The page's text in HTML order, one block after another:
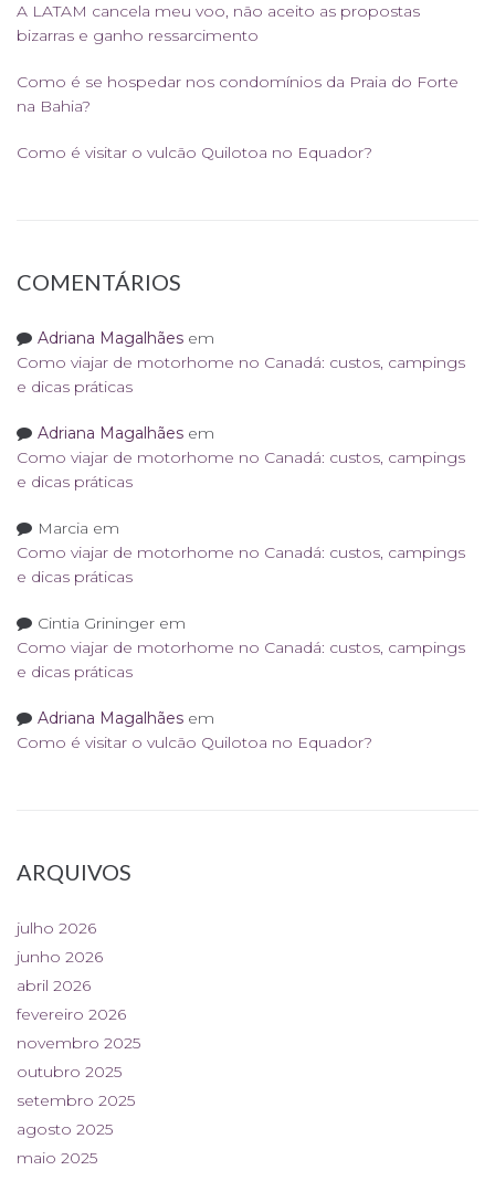
A LATAM cancela meu voo, não aceito as propostas
bizarras e ganho ressarcimento
Como é se hospedar nos condomínios da Praia do Forte
na Bahia?
Como é visitar o vulcão Quilotoa no Equador?
COMENTÁRIOS
Adriana Magalhães em
Como viajar de motorhome no Canadá: custos, campings
e dicas práticas
Adriana Magalhães em
Como viajar de motorhome no Canadá: custos, campings
e dicas práticas
Marcia em
Como viajar de motorhome no Canadá: custos, campings
e dicas práticas
Cintia Grininger em
Como viajar de motorhome no Canadá: custos, campings
e dicas práticas
Adriana Magalhães em
Como é visitar o vulcão Quilotoa no Equador?
ARQUIVOS
julho 2026
junho 2026
abril 2026
fevereiro 2026
novembro 2025
outubro 2025
setembro 2025
agosto 2025
maio 2025